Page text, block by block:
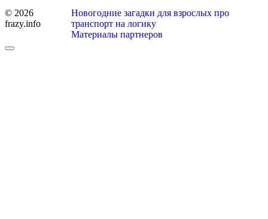
© 2026
frazy.info
Новогодние загадки для взрослых про
транспорт на логику
Материалы партнеров